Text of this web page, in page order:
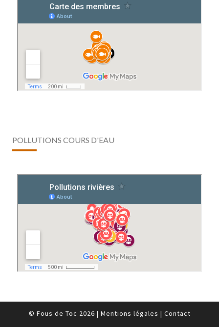
POLLUTIONS COURS D'EAU
© Fous de Toc 2026 | Mentions légales | Contact